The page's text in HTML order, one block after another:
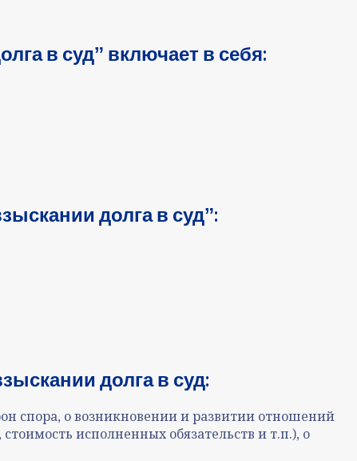
в судˮ включает в себя:
долга в судˮ:
долга в суд:
спора, о возникновении и развитии отношений
исполненных обязательств и т.п.), о